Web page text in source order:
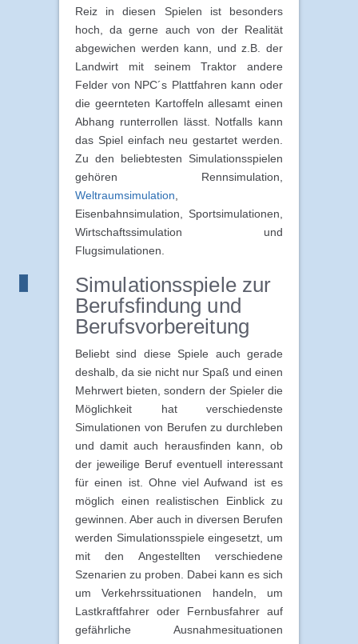
Reiz in diesen Spielen ist besonders
hoch, da gerne auch von der Realität
abgewichen werden kann, und z.B. der
Landwirt mit seinem Traktor andere
Felder von NPC´s Plattfahren kann oder
die geernteten Kartoffeln allesamt einen
Abhang runterrollen lässt. Notfalls kann
das Spiel einfach neu gestartet werden.
Zu den beliebtesten Simulationsspielen
gehören Rennsimulation,
Weltraumsimulation
Eisenbahnsimulation, Sportsimulationen,
Wirtschaftssimulation und
Flugsimulationen.
Simulationsspiele zur
Berufsfindung und
Berufsvorbereitung
Beliebt sind diese Spiele auch gerade
deshalb, da sie nicht nur Spaß und einen
Mehrwert bieten, sondern der Spieler die
Möglichkeit hat verschiedenste
Simulationen von Berufen zu durchleben
und damit auch herausfinden kann, ob
der jeweilige Beruf eventuell interessant
für einen ist. Ohne viel Aufwand ist es
möglich einen realistischen Einblick zu
gewinnen. Aber auch in diversen Berufen
werden Simulationsspiele eingesetzt, um
mit den Angestellten verschiedene
Szenarien zu proben. Dabei kann es sich
um Verkehrssituationen handeln, um
Lastkraftfahrer oder Fernbusfahrer auf
gefährliche Ausnahmesituationen